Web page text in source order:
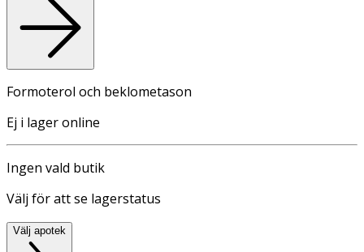
Formoterol och beklometason
Ej i lager online
Ingen vald butik
Välj för att se lagerstatus
Välj apotek